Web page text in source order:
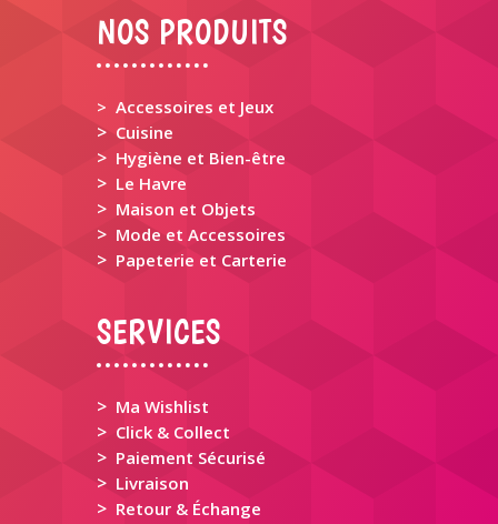
NOS PRODUITS
> Accessoires et Jeux
> Cuisine
> Hygiène et Bien-être
> Le Havre
> Maison et Objets
> Mode et Accessoires
> Papeterie et Carterie
SERVICES
> Ma Wishlist
> Click & Collect
> Paiement Sécurisé
> Livraison
> Retour & Échange